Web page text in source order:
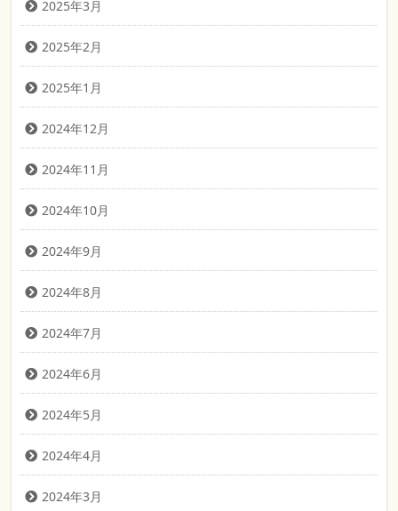
2025年3月
2025年2月
2025年1月
2024年12月
2024年11月
2024年10月
2024年9月
2024年8月
2024年7月
2024年6月
2024年5月
2024年4月
2024年3月